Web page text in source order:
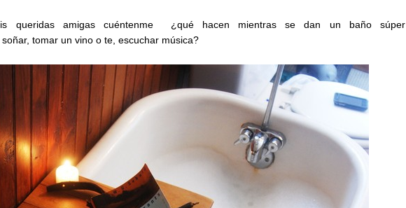
is queridas amigas cuéntenme ¿qué hacen
mientras se dan un baño súper
soñar, tomar un vino o te, escuchar música?